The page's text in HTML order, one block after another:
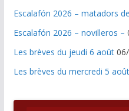
Escalafón 2026 – matadors
Escalafón 2026 – novilleros –
Les brèves du jeudi 6 août
Les brèves du mercredi 5 août